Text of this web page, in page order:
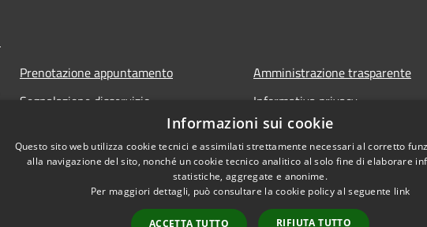
Prenotazione appuntamento
Segnalazione disservizio
Richiesta assistenza
Amministrazione trasparente
Informativa privacy
Note legali
Dichiarazione di accessibilità
Informazioni sui cookie
Questo sito web utilizza cookie tecnici e assimilati strettamente necessari al corretto
alla navigazione del sito, nonché un cookie tecnico analitico al solo fine di elaborare
statistiche, aggregate e anonime.
Per maggiori dettagli, può consultare la cookie policy al seguente link
ACCETTA TUTTO RIFIUTA TUTTO